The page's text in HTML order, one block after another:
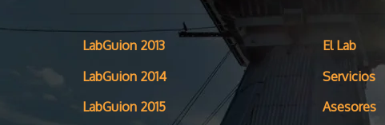
LabGuion 2013
LabGuion 2014
LabGuion 2015
El Lab
Servicios
Asesores